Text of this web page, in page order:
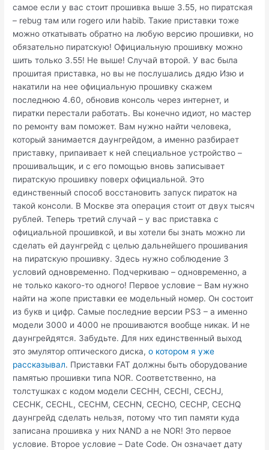
самое если у вас стоит прошивка выше 3.55, но пиратская
– rebug там или rogero или habib. Такие приставки тоже
можно откатывать обратно на любую версию прошивки, но
обязательно пиратскую! Официальную прошивку можно
шить только 3.55! Не выше! Случай второй. У вас была
прошитая приставка, но вы не послушались дядю Изю и
накатили на нее официальную прошивку скажем
последнюю 4.60, обновив консоль через интернет, и
пиратки перестали работать. Вы конечно идиот, но мастер
по ремонту вам поможет. Вам нужно найти человека,
который занимается даунгрейдом, а именно разбирает
приставку, припаивает к ней специальное устройство –
прошивальщик, и с его помощью вновь записывает
пиратскую прошивку поверх официальной. Это
единственный способ восстановить запуск пираток на
такой консоли. В Москве эта операция стоит от двух тысяч
рублей. Теперь третий случай – у вас приставка с
официальной прошивкой, и вы хотели бы знать можно ли
сделать ей даунгрейд с целью дальнейшего прошивания
на пиратскую прошивку. Здесь нужно соблюдение 3
условий одновременно. Подчеркиваю – одновременно, а
не только какого-то одного! Первое условие – Вам нужно
найти на жопе приставки ее модельный номер. Он состоит
из букв и цифр. Самые последние версии PS3 – а именно
модели 3000 и 4000 не прошиваются вообще никак. И не
даунгрейдятся. Забудьте. Для них единственный выход
это эмулятор оптического диска,о котором я уже
рассказывал. Приставки FAT должны быть оборудование
памятью прошивки типа NOR. Соответственно, на
толстушках с кодом модели CECHH, CECHI, CECHJ,
CECHK, CECHL, CECHM, CECHN, CECHO, CECHP, CECHQ
даунгрейд сделать нельзя, потому что тип памяти куда
записана прошивка у них NAND а не NOR! Это первое
условие. Второе условие – Date Code. Он означает дату